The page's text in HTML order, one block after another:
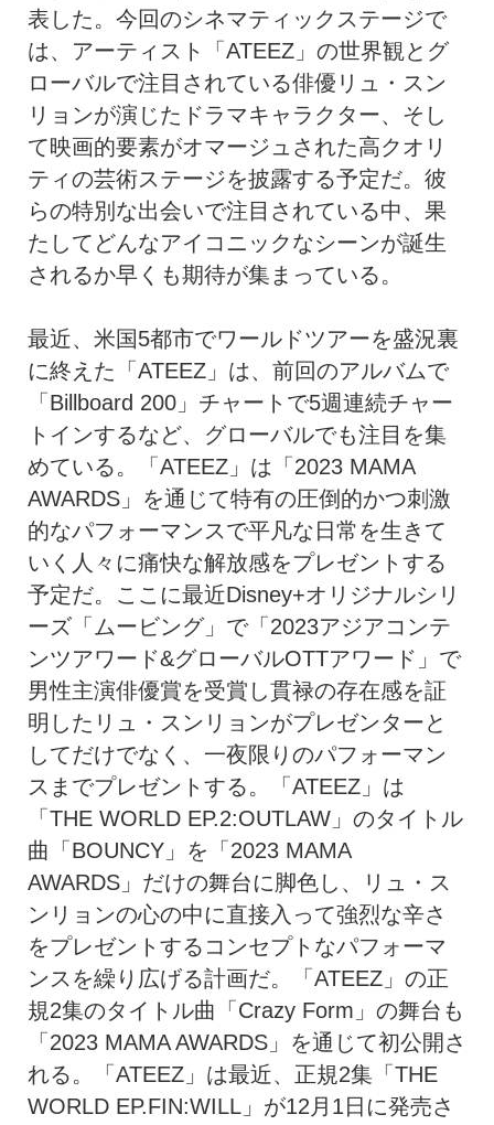
表した。今回のシネマティックステージで
は、アーティスト「ATEEZ」の世界観とグ
ローバルで注目されている俳優リュ・スン
リョンが演じたドラマキャラクター、そし
て映画的要素がオマージュされた高クオリ
ティの芸術ステージを披露する予定だ。彼
らの特別な出会いで注目されている中、果
たしてどんなアイコニックなシーンが誕生
されるか早くも期待が集まっている。
最近、米国5都市でワールドツアーを盛況裏
に終えた「ATEEZ」は、前回のアルバムで
「Billboard 200」チャートで5週連続チャー
トインするなど、グローバルでも注目を集
めている。「ATEEZ」は「2023 MAMA
AWARDS」を通じて特有の圧倒的かつ刺激
的なパフォーマンスで平凡な日常を生きて
いく人々に痛快な解放感をプレゼントする
予定だ。ここに最近Disney+オリジナルシリ
ーズ「ムービング」で「2023アジアコンテ
ンツアワード&グローバルOTTアワード」で
男性主演俳優賞を受賞し貫禄の存在感を証
明したリュ・スンリョンがプレゼンターと
してだけでなく、一夜限りのパフォーマン
スまでプレゼントする。「ATEEZ」は
「THE WORLD EP.2:OUTLAW」のタイトル
曲「BOUNCY」を「2023 MAMA
AWARDS」だけの舞台に脚色し、リュ・ス
ンリョンの心の中に直接入って強烈な辛さ
をプレゼントするコンセプトなパフォーマ
ンスを繰り広げる計画だ。「ATEEZ」の正
規2集のタイトル曲「Crazy Form」の舞台も
「2023 MAMA AWARDS」を通じて初公開さ
れる。「ATEEZ」は最近、正規2集「THE
WORLD EP.FIN:WILL」が12月1日に発売さ